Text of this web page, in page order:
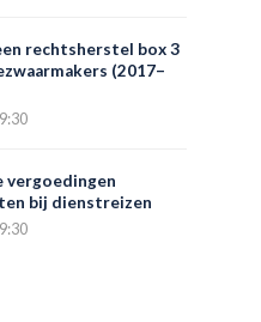
rechtsherstel box 3
(2017–
vergoedingen
bij dienstreizen